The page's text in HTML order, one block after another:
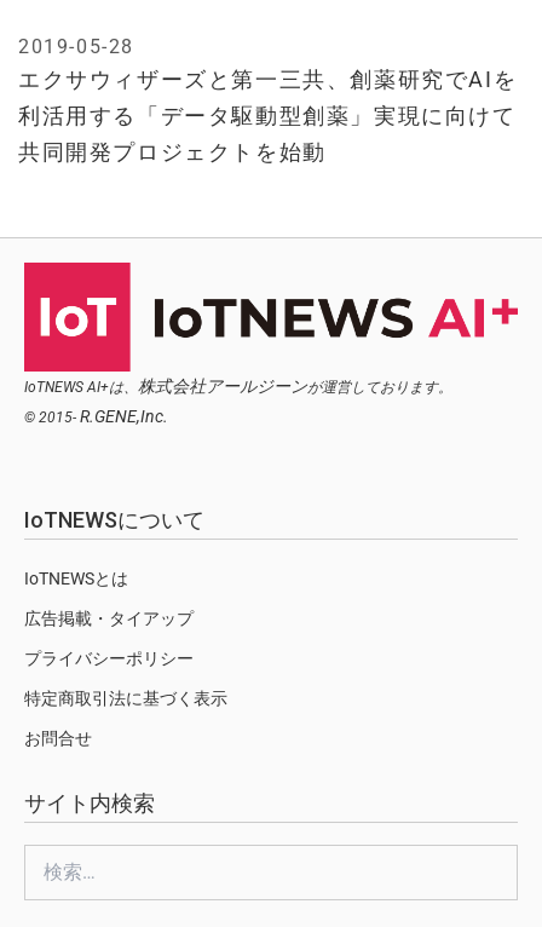
エクサウィザーズと第一三共、創薬研究でAIを
利活用する「データ駆動型創薬」実現に向けて
共同開発プロジェクトを始動
2019-05-28
IoTNEWS AI+は、 株式会社アールジーンが運営しております。
© 2015- R.GENE,Inc.
IoTNEWSについて
IoTNEWSとは
広告掲載・タイアップ
プライバシーポリシー
特定商取引法に基づく表示
お問合せ
サイト内検索
索: